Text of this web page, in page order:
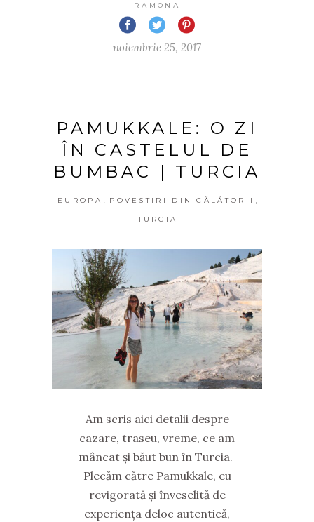
RAMONA
noiembrie 25, 2017
PAMUKKALE: O ZI
ÎN CASTELUL DE
BUMBAC | TURCIA
EUROPA , POVESTIRI DIN CĂLĂTORII ,
TURCIA
Am scris aici detalii despre
cazare, traseu, vreme, ce am
mâncat și băut bun în Turcia.
Plecăm către Pamukkale, eu
revigorată și înveselită de
experiența deloc autentică,